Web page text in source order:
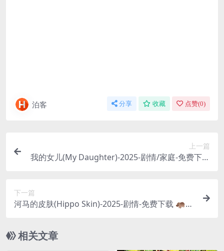
泊客 分享 收藏 点赞(0)
上一篇
我的女儿(My Daughter)-2025-剧情/家庭-免费下载
庭沟通”的温情电影👨‍👧｜
下一篇
河马的皮肤(Hippo Skin)-2025-剧情-免费下载 🦛一
人嘲笑，但她决定不再隐藏，并勇敢地接纳自己那
身如“河马皮肤”般的与众不同🦛｜
相关文章